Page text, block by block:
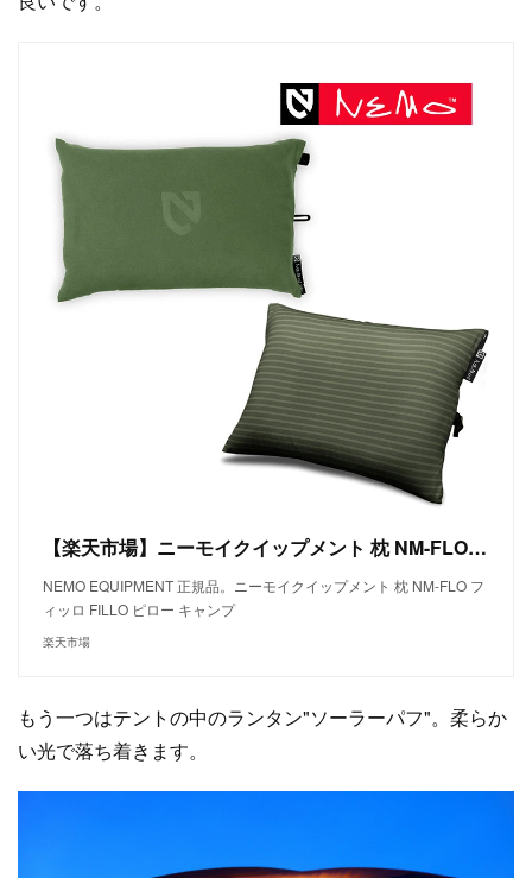
【楽天市場】ニーモイクイップメント 枕 NM-FLO フィッロ FILLO ピロー キャンプ：アウトドアーズ・コンパス
NEMO EQUIPMENT 正規品。ニーモイクイップメント 枕 NM-FLO フ
ィッロ FILLO ピロー キャンプ
楽天市場
もう一つはテントの中のランタン"ソーラーパフ"。柔らか
い光で落ち着きます。